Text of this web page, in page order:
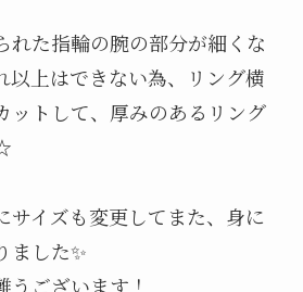
れた指輪の腕の部分が細くな
以上はできない為、リング横
ットして、厚みのあるリング
サイズも変更してまた、身に
ました✨
うございます！